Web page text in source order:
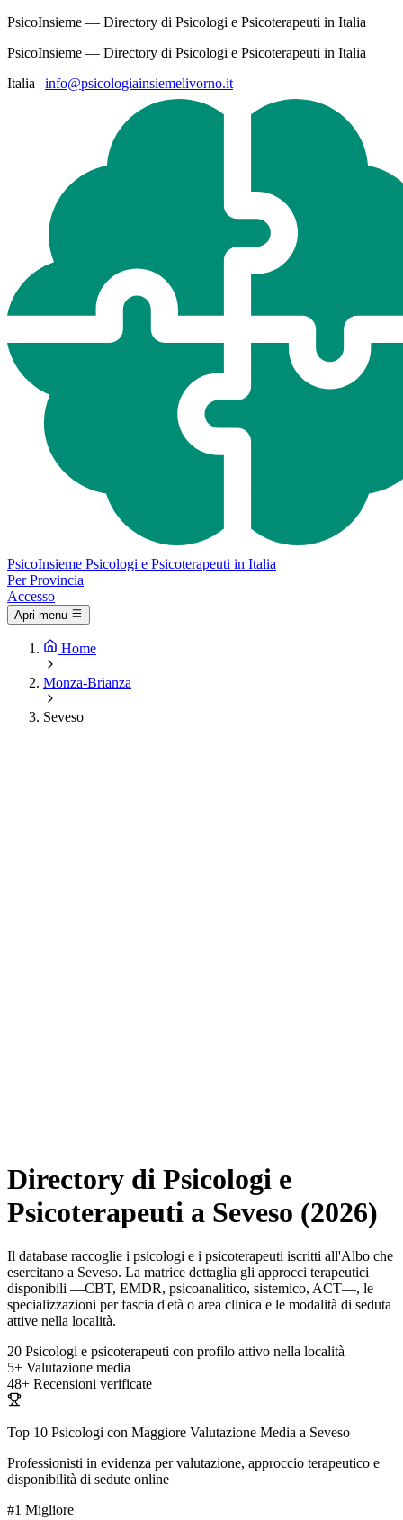
PsicoInsieme — Directory di Psicologi e Psicoterapeuti in Italia
PsicoInsieme — Directory di Psicologi e Psicoterapeuti in Italia
Italia | info@psicologiainsiemelivorno.it
PsicoInsieme Psicologi e Psicoterapeuti in Italia
Per Provincia
Accesso
Apri menu
Home
Monza-Brianza
Seveso
Directory di Psicologi e
Psicoterapeuti a Seveso (2026)
Il database raccoglie i psicologi e i psicoterapeuti iscritti all'Albo che
esercitano a Seveso. La matrice dettaglia gli approcci terapeutici
disponibili —CBT, EMDR, psicoanalitico, sistemico, ACT—, le
specializzazioni per fascia d'età o area clinica e le modalità di seduta
attive nella località.
20 Psicologi e psicoterapeuti con profilo attivo nella località
5+ Valutazione media
48+ Recensioni verificate
Top 10 Psicologi con Maggiore Valutazione Media a Seveso
Professionisti in evidenza per valutazione, approccio terapeutico e
disponibilità di sedute online
#1 Migliore